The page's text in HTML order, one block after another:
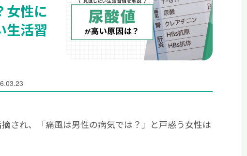
女性に
生活習
され、「痛風は男性の病気では？」と戸惑う女性は